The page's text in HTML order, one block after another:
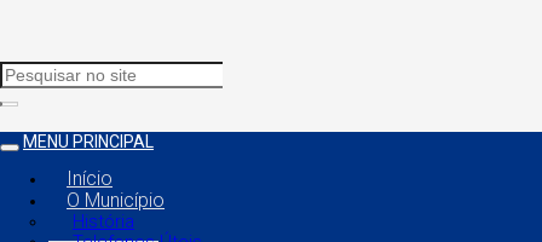
MENU PRINCIPAL
Início
O Município
História